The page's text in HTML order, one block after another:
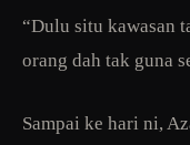
“Dulu situ kawasan
orang dah tak guna
Sampai ke hari ni,